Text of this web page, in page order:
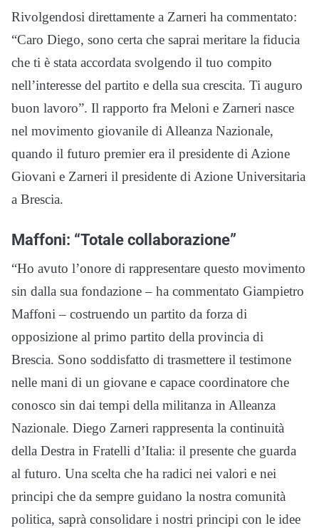
Rivolgendosi direttamente a Zarneri ha commentato:
“Caro Diego, sono certa che saprai meritare la fiducia
che ti è stata accordata svolgendo il tuo compito
nell’interesse del partito e della sua crescita. Ti auguro
buon lavoro”. Il rapporto fra Meloni e Zarneri nasce
nel movimento giovanile di Alleanza Nazionale,
quando il futuro premier era il presidente di Azione
Giovani e Zarneri il presidente di Azione Universitaria
a Brescia.
Maffoni: “Totale collaborazione”
“Ho avuto l’onore di rappresentare questo movimento
sin dalla sua fondazione – ha commentato Giampietro
Maffoni – costruendo un partito da forza di
opposizione al primo partito della provincia di
Brescia. Sono soddisfatto di trasmettere il testimone
nelle mani di un giovane e capace coordinatore che
conosco sin dai tempi della militanza in Alleanza
Nazionale. Diego Zarneri rappresenta la continuità
della Destra in Fratelli d’Italia: il presente che guarda
al futuro. Una scelta che ha radici nei valori e nei
principi che da sempre guidano la nostra comunità
politica, saprà consolidare i nostri principi con le idee